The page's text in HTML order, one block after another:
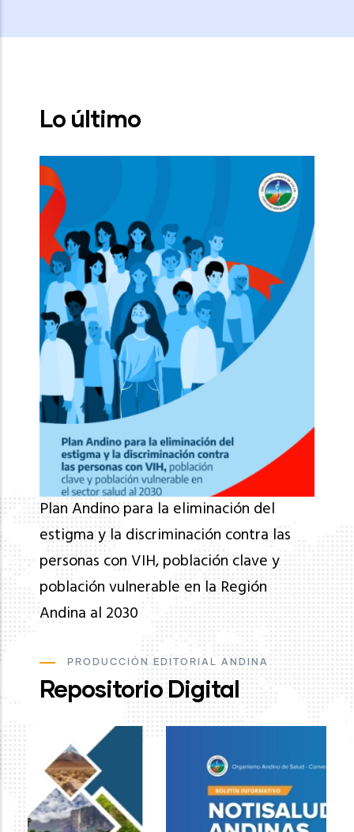
Lo último
Plan Andino para la eliminación del
estigma y la discriminación contra las
personas con VIH, población clave y
población vulnerable en la Región
Andina al 2030
PRODUCCIÓN EDITORIAL ANDINA
Repositorio Digital